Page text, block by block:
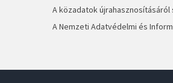
A közadatok
A Nemzeti Adatvédelmi és